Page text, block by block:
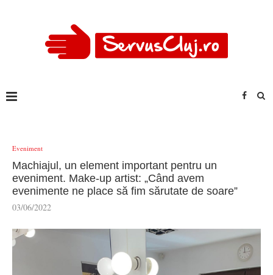
Eveniment
Machiajul, un element important pentru un
eveniment. Make-up artist: „Când avem
evenimente ne place să fim sărutate de soare”
03/06/2022